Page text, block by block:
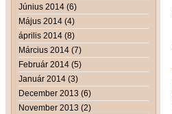
Június 2014 (6)
Május 2014 (4)
április 2014 (8)
Március 2014 (7)
Február 2014 (5)
Január 2014 (3)
December 2013 (6)
November 2013 (2)